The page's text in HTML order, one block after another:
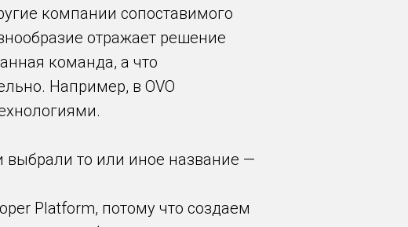
компании сопоставимого
отражает решение
команда, а что
Например, в OVO
выбрали то или иное название —
Platform, потому что создаем